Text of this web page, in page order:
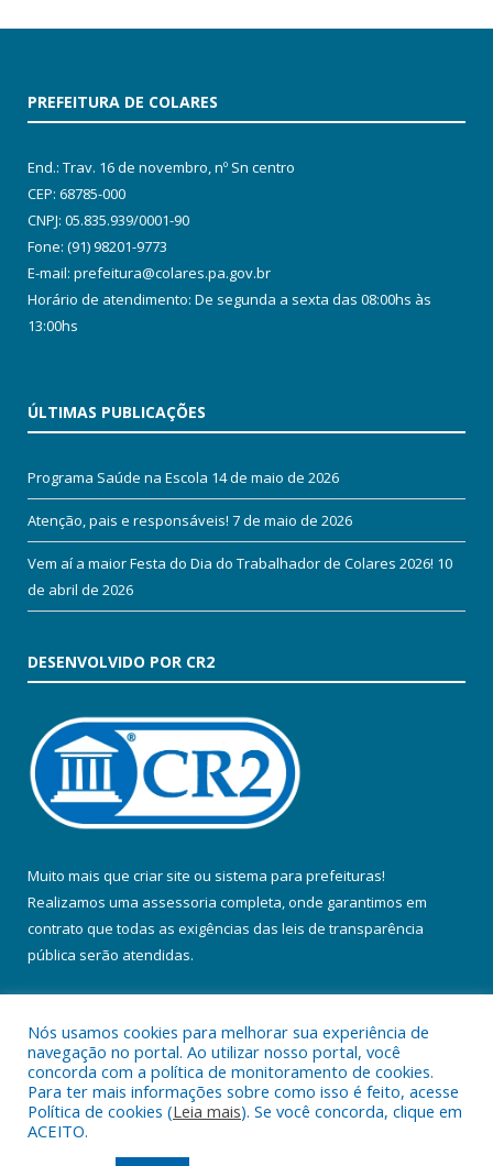
PREFEITURA DE COLARES
End.: Trav. 16 de novembro, nº Sn centro
CEP: 68785-000
CNPJ: 05.835.939/0001-90
Fone: (91) 98201-9773
E-mail: prefeitura@colares.pa.gov.br
Horário de atendimento: De segunda a sexta das 08:00hs às
13:00hs
ÚLTIMAS PUBLICAÇÕES
Programa Saúde na Escola 14 de maio de 2026
Atenção, pais e responsáveis! 7 de maio de 2026
Vem aí a maior Festa do Dia do Trabalhador de Colares 2026! 10
de abril de 2026
DESENVOLVIDO POR CR2
Muito mais que criar site ou sistema para prefeituras!
Realizamos uma assessoria completa, onde garantimos em
contrato que todas as exigências das leis de transparência
pública serão atendidas.
Todos os direitos reservados a Prefeitura Municipal de Colares.
Nós usamos cookies para melhorar sua experiência de
navegação no portal. Ao utilizar nosso portal, você
concorda com a política de monitoramento de cookies.
Para ter mais informações sobre como isso é feito, acesse
Política de cookies (Leia mais). Se você concorda, clique em
ACEITO.